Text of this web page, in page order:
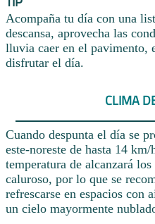
Acompaña tu día con una
descansa, aprovecha las
lluvia caer en el pavimento,
disfrutar el día.
CLIMA
Cuando despunta el día se
este-noreste de hasta 14
temperatura de alcanzará
caluroso, por lo que se
refrescarse en espacios con
un cielo mayormente